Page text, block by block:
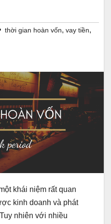
thời gian hoàn vốn, vay tiền,
khái niệm rất quan
kinh doanh và phát
nhiên với nhiều